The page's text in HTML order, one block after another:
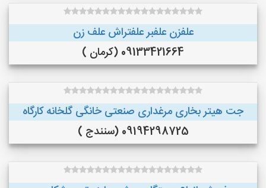
علفزن علفبر علفتراش علف زن
09133421664 (کرمان )
جت هیتر بخاری مرغداری صنعتی خانگی گلخانه کارگاه
09194298725 (سنندج )